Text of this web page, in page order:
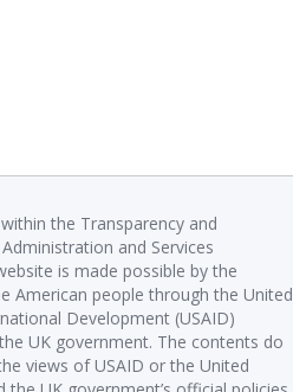
the Transparency and
and Services
is made possible by the
American people through the United
Development (USAID)
UK government. The contents do
views of USAID or the United